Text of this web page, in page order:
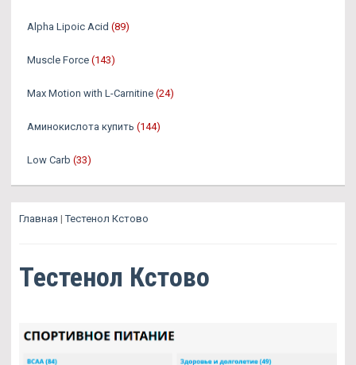
Alpha Lipoic Acid (89)
Muscle Force (143)
Max Motion with L-Carnitine (24)
Аминокислота купить (144)
Low Carb (33)
Главная |Тестенол Кстово
Тестенол Кстово